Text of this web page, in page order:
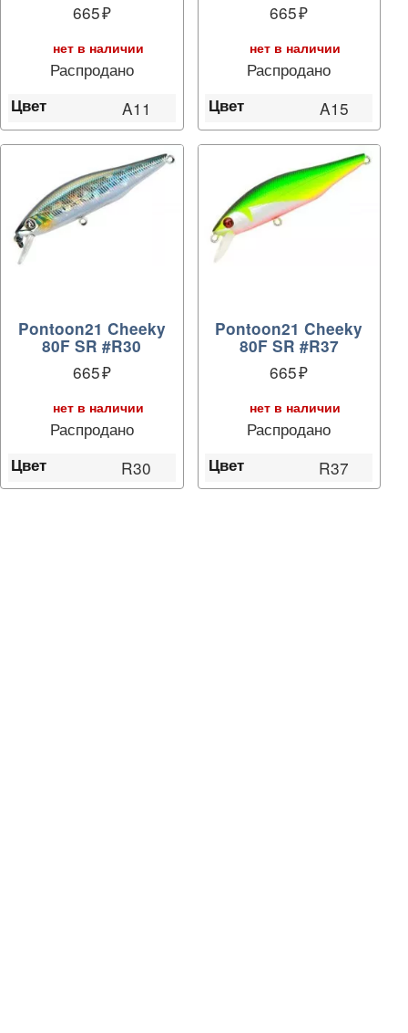
665
нет в наличии
Распродано
Цвет A11
665
нет в наличии
Распродано
Цвет A15
Pontoon21 Cheeky
80F SR #R30
665
нет в наличии
Распродано
Цвет R30
Pontoon21 Cheeky
80F SR #R37
665
нет в наличии
Распродано
Цвет R37